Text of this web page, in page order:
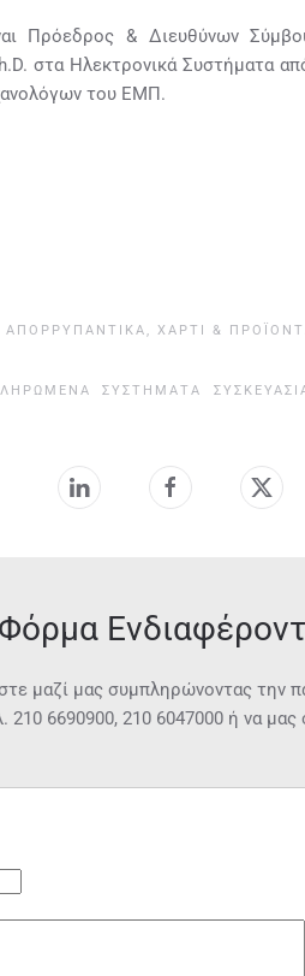
Πρόεδρος & Διευθύνων
στα Ηλεκτρονικά Συστήματα
του ΕΜΠ.
, ΧΑΡΤΊ &
ΣΥΣΤΉΜΑΤΑ
Φόρμα
μαζί μας συμπληρώνοντας την
210 6690900, 210 6047000 ή να μας